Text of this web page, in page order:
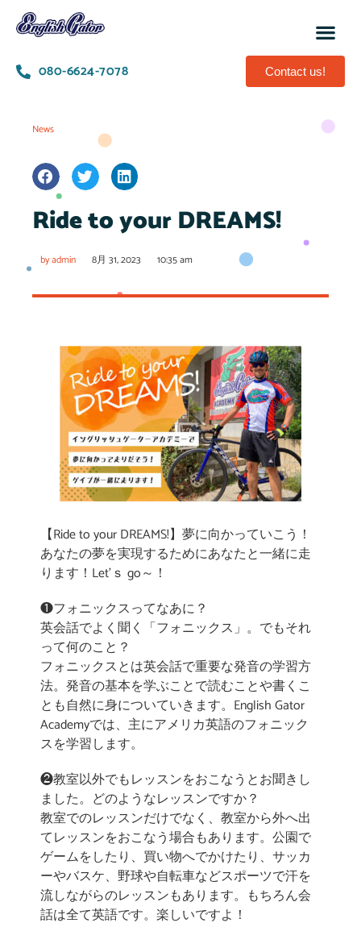
080-6624-7078 Contact us!
News
Ride to your DREAMS!
byadmin 8月 31, 2023 10:35 am
【Ride to your DREAMS!】夢に向かっていこう！
あなたの夢を実現するためにあなたと一緒に走
ります！Let’ｓ go～！
❶フォニックスってなあに？
英会話でよく聞く「フォニックス」。でもそれ
って何のこと？
フォニックスとは英会話で重要な発音の学習方
法。発音の基本を学ぶことで読むことや書くこ
とも自然に身についていきます。English Gator
Academyでは、主にアメリカ英語のフォニック
スを学習します。
❷教室以外でもレッスンをおこなうとお聞きし
ました。どのようなレッスンですか？
教室でのレッスンだけでなく、教室から外へ出
てレッスンをおこなう場合もあります。公園で
ゲームをしたり、買い物へでかけたり、サッカ
ーやバスケ、野球や自転車などスポーツで汗を
流しながらのレッスンもあります。もちろん会
話は全て英語です。楽しいですよ！